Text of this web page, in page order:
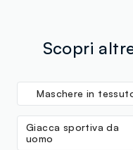
Scopri
Maschere in
Giacca sportiva da
uomo